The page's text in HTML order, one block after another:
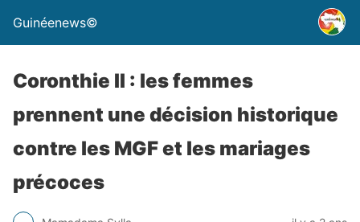
Guinéenews©
Coronthie II : les femmes
prennent une décision historique
contre les MGF et les mariages
précoces